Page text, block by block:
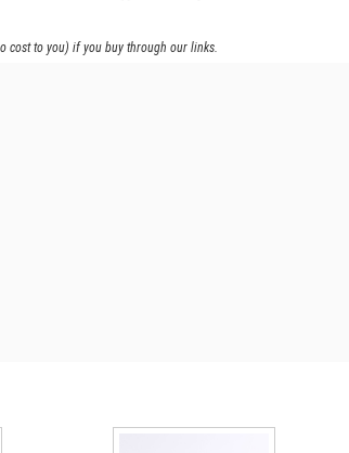
cost to you) if you buy through our links.